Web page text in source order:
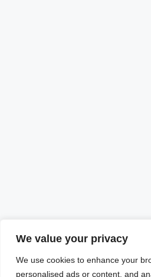
We value your privacy
We use cookies to enhance your
personalised ads or content, and